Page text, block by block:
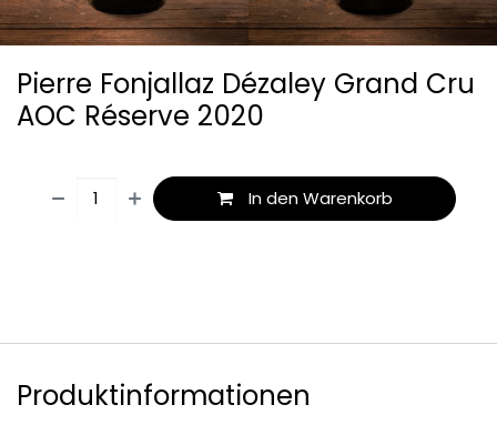
Pierre Fonjallaz Dézaley Grand Cru
AOC Réserve 2020
In den Warenkorb
Produktinformationen